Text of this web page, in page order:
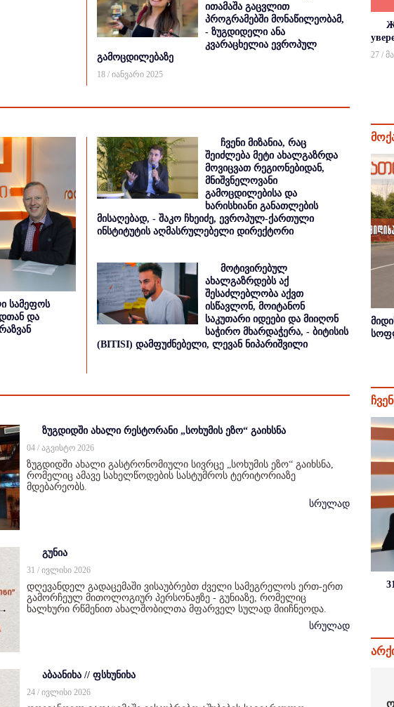
ითამაშა გაცვლით
პროგრამებში მონაწილეობამ,
- ზუგდიდელი ანა
კვარაცხელია ევროპულ
გამოცდილებაზე
18 / იანვარი 2025
სამეფოს
და
ჩვენი მიზანია, რაც
შეიძლება მეტი ახალგაზრდა
მოვიცვათ რეგიონებიდან,
მნიშვნელოვანი
გამოცდილებისა და
ხარისხიანი განათლების
მისაღებად, - შაკო ჩხეიძე, ევროპულ-ქართული
ინსტიტუტის აღმასრულებელი დირექტორი
მოტივირებულ
ახალგაზრდებს აქ
შესაძლებლობა აქვთ
ისწავლონ, მოიტანონ
საკუთარი იდეები და მიიღონ
საჭირო მხარდაჭერა, - ბიტისის
(BITISI) დამფუძნებელი, ლევან ნიპარიშვილი
ზუგდიდში ახალი რესტორანი „სოხუმის ეზო“ გაიხსნა
04 / აგვისტო 2026
ზუგდიდში ახალი გასტრონომიული სივრცე „სოხუმის ეზო“ გაიხსნა,
რომელიც ამავე სახელწოდების სასტუმროს ტერიტორიაზე
მდებარეობს.
სრულად
გუნია
31 / ივლისი 2026
დღევანდელ გადაცემაში ვისაუბრებთ ძველი სამეგრელოს ერთ-ერთ
გამორჩეულ მითოლოგიურ პერსონაჟზე - გუნიაზე, რომელიც
ხალხური რწმენით ახალშობილთა მფარველ სულად მიიჩნეოდა.
სრულად
აბაანიხა // ფსხუნიხა
24 / ივლისი 2026
27 /